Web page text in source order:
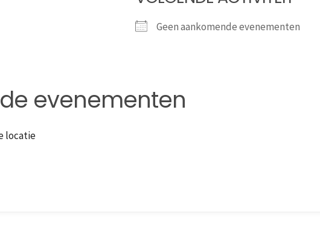
Geen aankomende evenementen
evenementen
locatie